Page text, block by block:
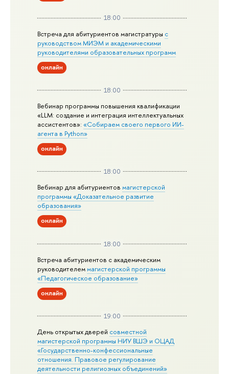
18:00
Встреча для абитуриентов магистратуры с
руководством МИЭМ и академическими
руководителями образовательных программ
онлайн
18:00
Вебинар программы повышения квалификации
«LLM: создание и интеграция интеллектуальных
ассистентов»:«Собираем своего первого ИИ-
агента в Python»
онлайн
18:00
Вебинар для абитуриентовмагистерской
программы «Доказательное развитие
образования»
онлайн
18:00
Встреча абитуриентов с академическим
руководителеммагистерской программы
«Педагогическое образование»
онлайн
19:00
День открытых дверей совместной
магистерской программы НИУ ВШЭ и ОЦАД
«Государственно-конфессиональные
отношения. Правовое регулирование
деятельности религиозных объединений»